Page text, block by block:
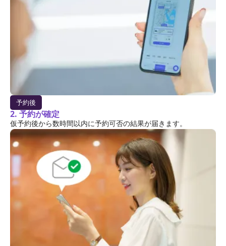
予約後
2. 予約が確定
仮予約後から数時間以内に予約可否の結果が届きます。